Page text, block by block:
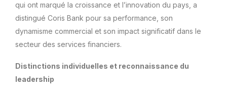
qui ont marqué la croissance et l’innovation du pays, a
distingué Coris Bank pour sa performance, son
dynamisme commercial et son impact significatif dans le
secteur des services financiers.
Distinctions individuelles et reconnaissance du
leadership